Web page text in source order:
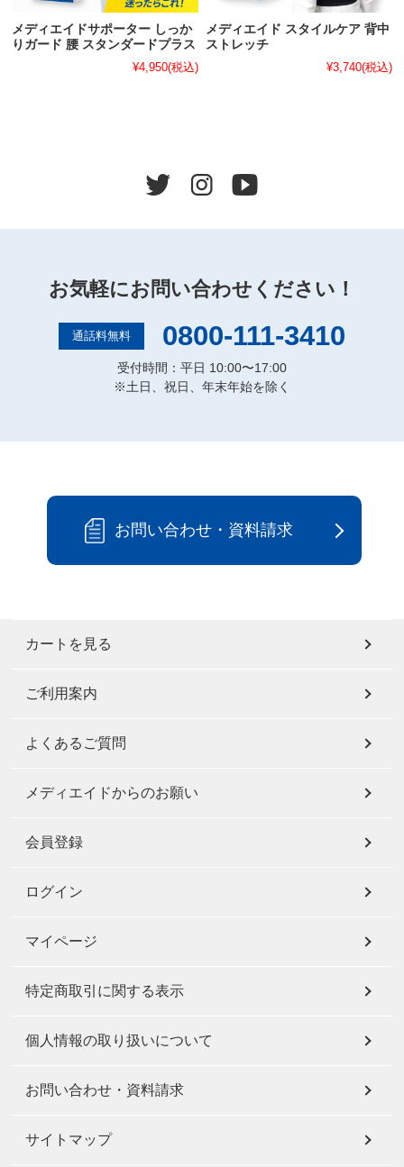
メディエイドサポーター しっか
りガード 腰 スタンダードプラス
¥4,950(税込)
メディエイド スタイルケア 背中
ストレッチ
¥3,740(税込)
お気軽にお問い合わせください！
通話料無料 0800-111-3410
受付時間：平日 10:00〜17:00
※土日、祝日、年末年始を除く
お問い合わせ・資料請求
カートを見る
ご利用案内
よくあるご質問
メディエイドからのお願い
会員登録
ログイン
マイページ
特定商取引に関する表示
個人情報の取り扱いについて
お問い合わせ・資料請求
サイトマップ